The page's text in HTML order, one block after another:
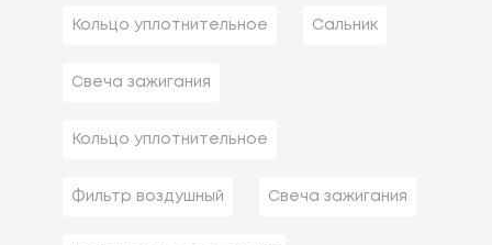
Кольцо уплотнительное Сальник
Свеча зажигания
Кольцо уплотнительное
Фильтр воздушный Свеча зажигания